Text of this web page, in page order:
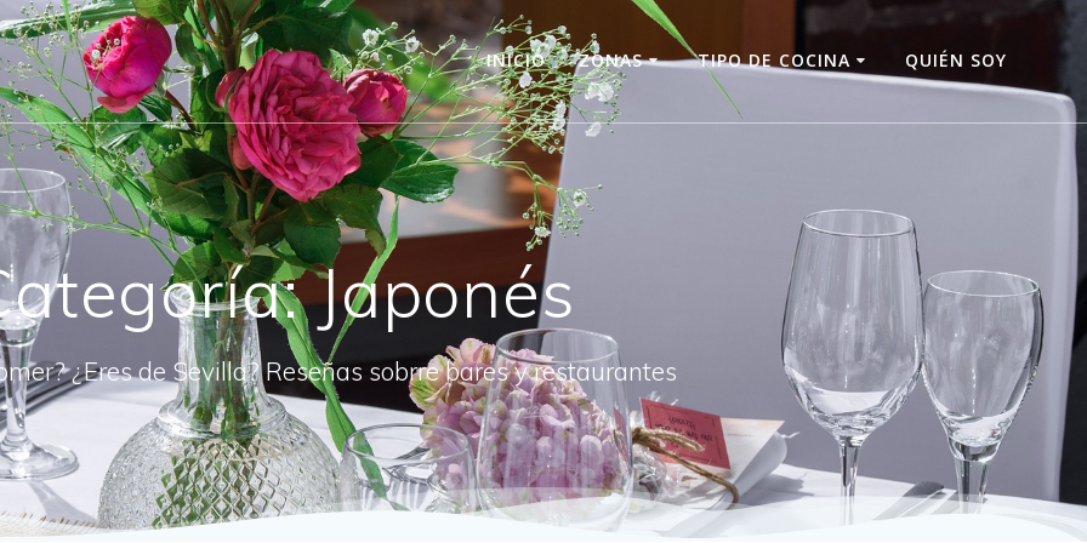
INICIO ZONAS TIPO DE COCINA QUIÉN SOY
Japonés
¿Eres de Sevilla? Reseñas sobrre bares y restaurantes